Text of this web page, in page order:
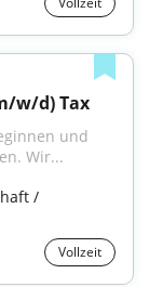
w/d) Tax
und
Wir...
/
Vollzeit